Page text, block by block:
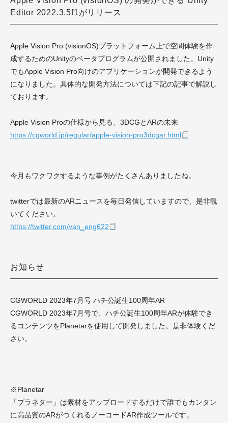
Editor 2022.3.5f1がリリース
Apple Vision Pro (visionOS)プラットフォーム上で空間体験を作
成するためのUnityのベータプログラムが公開されました。 Unity
でもApple Vision Pro向けのアプリケーションが開発できるよう
になりました。 具体的な開発方法については下記の記事で解説し
ております。
Apple Vision Proの仕様から見る、3DCGとARの未来
https://cgworld.jp/regular/apple-vision-pro3dcgar.html
今月もワクワクするような事例がたくさんありましたね。
twitterでは最新のARニュースを毎日発信していますので、是非覗
いてください。
https://twitter.com/van_eng622
お知らせ
CGWORLD 2023年7月号 ハチ公誕生100周年AR
CGWORLD 2023年7月号で、ハチ公誕生100周年ARが体験でき
るコンテンツをPlanetarを使用して開発しました。是非体験くだ
さい。
※Planetar
「プラネター」は素材をアップロードするだけで誰でもカンタン
に高品質のARがつくれるノーコードAR作成ツールです。